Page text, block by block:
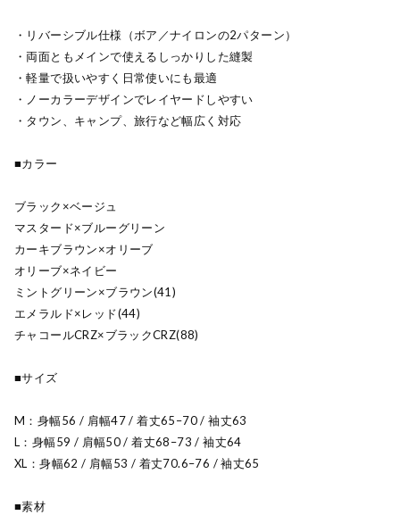
・リバーシブル仕様（ボア／ナイロンの2パターン）
・両面ともメインで使えるしっかりした縫製
・軽量で扱いやすく日常使いにも最適
・ノーカラーデザインでレイヤードしやすい
・タウン、キャンプ、旅行など幅広く対応
■カラー
ブラック×ベージュ
マスタード×ブルーグリーン
カーキブラウン×オリーブ
オリーブ×ネイビー
ミントグリーン×ブラウン(41)
エメラルド×レッド(44)
チャコールCRZ×ブラックCRZ(88)
■サイズ
M：身幅56 / 肩幅47 / 着丈65–70 / 袖丈63
L：身幅59 / 肩幅50 / 着丈68–73 / 袖丈64
XL：身幅62 / 肩幅53 / 着丈70.6–76 / 袖丈65
■素材